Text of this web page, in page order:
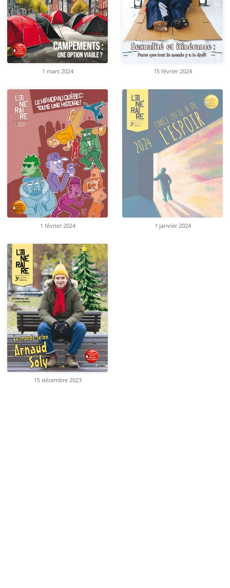
1 mars 2024 15 février 2024
1 février 2024 1 janvier 2024
15 décembre 2023